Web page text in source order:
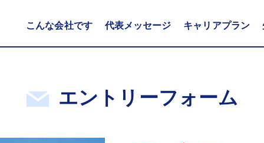
こんな会社です 代表メッセージ キャリアプラン
エントリーフォーム